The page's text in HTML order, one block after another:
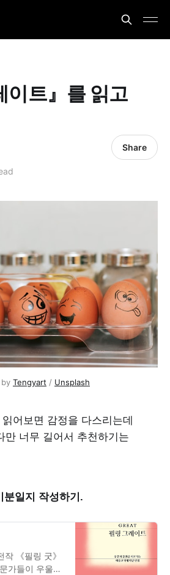
이트』를 읽고
Share
Tengyart / Unsplash
어보면 감정을 다스리는데
만 너무 길어서 추천하기는
일지 작성하기.
《필링 굿》
가들이 우울증